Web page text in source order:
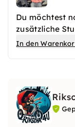
Du möchtest
zusätzliche
Kneipenfahrt
In den